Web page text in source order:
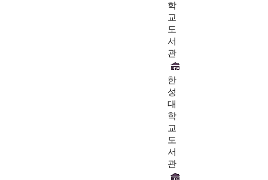
학
교
도
서
관
한
성
대
학
교
도
서
관